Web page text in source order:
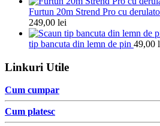
Furtun 20m Strend Pro cu
249,00 lei
tip bancuta din lemn de pin 49,00
Linkuri Utile
Cum cumpar
Cum platesc